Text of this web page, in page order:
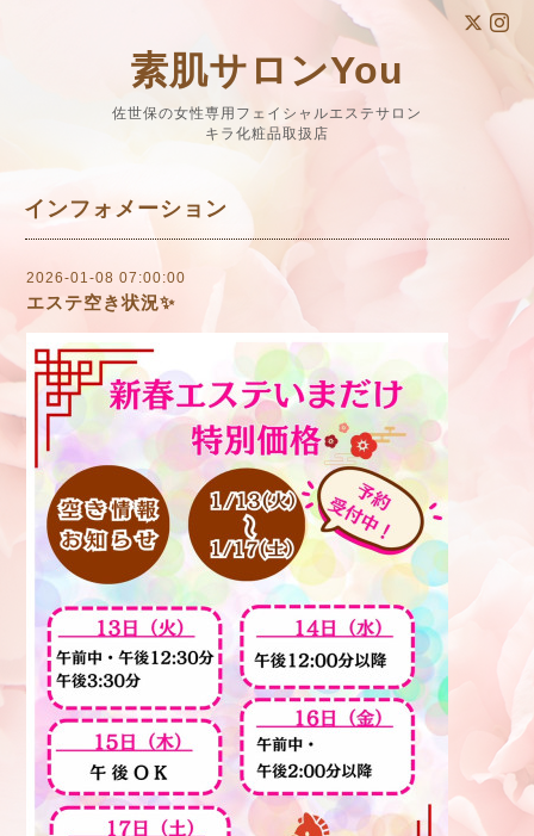
素肌サロンYou
佐世保の女性専用フェイシャルエステサロン
キラ化粧品取扱店
インフォメーション
2026-01-08 07:00:00
エステ空き状況✨